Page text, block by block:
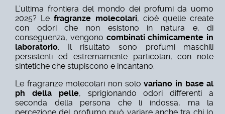
L'ultima frontiera del mondo dei profumi da uomo
2025? Le fragranze molecolari, cioè quelle create
con odori che non esistono in natura e, di
conseguenza, vengono combinati chimicamente in
laboratorio . Il risultato sono profumi maschili
persistenti ed estremamente particolari, con note
sintetiche che stupiscono e incantano.
Le fragranze molecolari non solovariano in base al
ph della pelle, sprigionando odori differenti a
seconda della persona che li indossa, ma la
percezione del profumo può variare anche tra chi lo